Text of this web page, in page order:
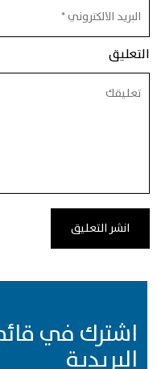
التعليق
اشترك في
البريدية